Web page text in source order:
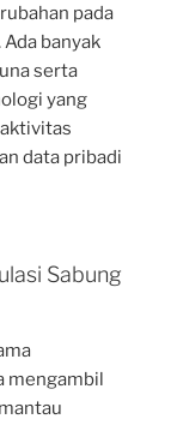
pada
banyak
serta
yang
data pribadi
Sabung
mengambil